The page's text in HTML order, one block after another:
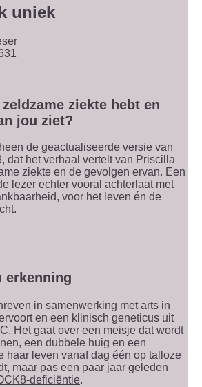
uniek
ziekte hebt en
jou ziet?
de geactualiseerde versie van
dat het verhaal vertelt van Priscilla
ziekte en de gevolgen ervan. Een
lezer echter vooral achterlaat met
voor het leven én de
erkenning
in samenwerking met arts in
en een klinisch geneticus uit
Het gaat over een meisje dat wordt
een dubbele huig en een
haar leven vanaf dag één op talloze
maar pas een paar jaar geleden
deficiëntie.